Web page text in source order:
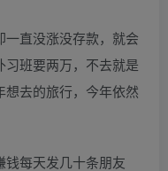
直没涨没存款，就会
班要两万，不去就是
去的旅行，今年依然
每天发几十条朋友